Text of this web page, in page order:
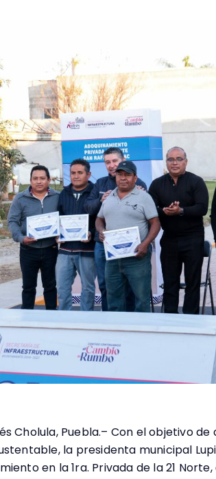
Cholula, Puebla.– Con el objetivo
la presidenta municipal
en la 1ra. Privada de la 21